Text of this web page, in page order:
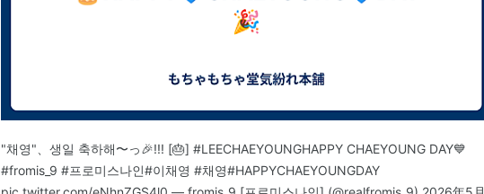
"채영"、생일 축하해〜っ🎉!!! [🎂] #LEECHAEYOUNGHAPPY CHAEYOUNG DAY💙
#fromis_9 #프로미스나인#이채영 #채영#HAPPYCHAEYOUNGDAY